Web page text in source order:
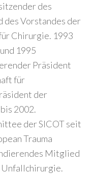
des
des Vorstandes der
Chirurgie. 1993
1995
Präsident
für
der
2002.
der SICOT seit
Trauma
Mitglied